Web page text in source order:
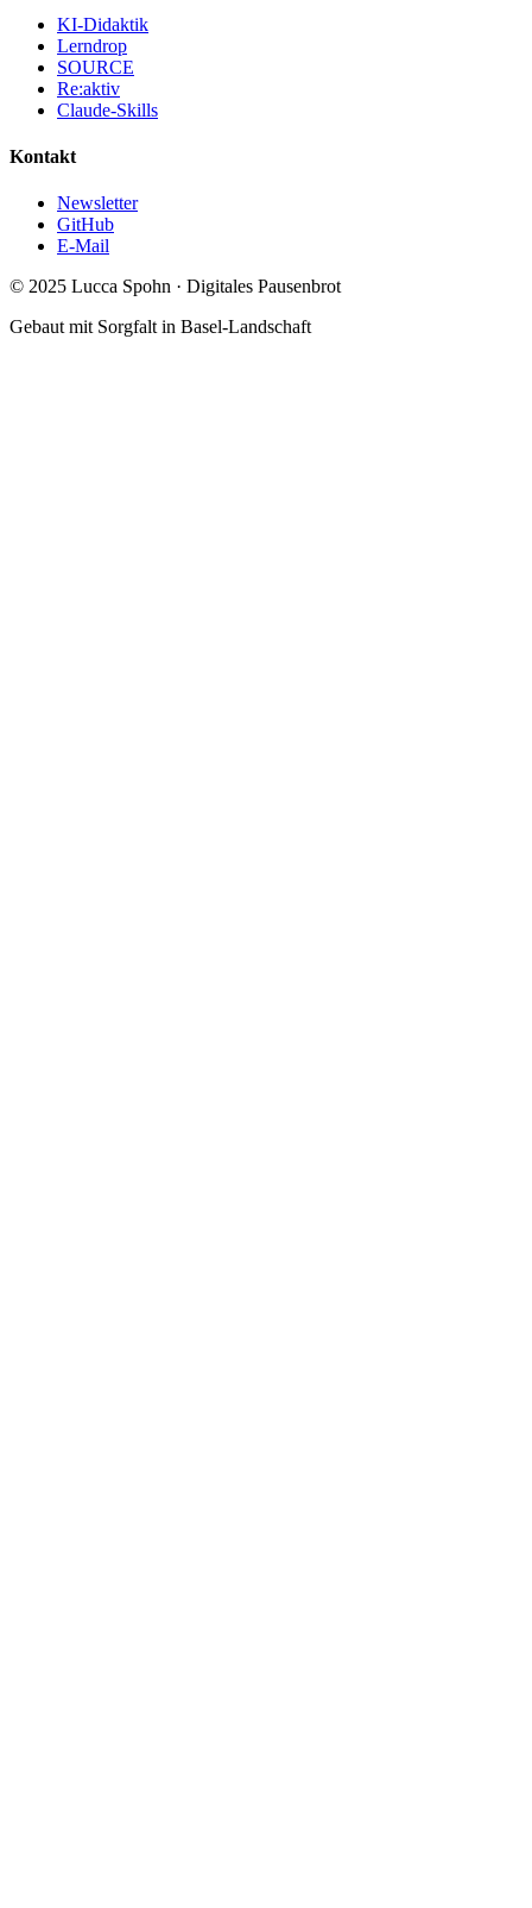
KI-Didaktik
Lerndrop
SOURCE
Re:aktiv
Claude-Skills
Kontakt
Newsletter
GitHub
E-Mail
© 2025 Lucca Spohn · Digitales Pausenbrot
Gebaut mit Sorgfalt in Basel-Landschaft